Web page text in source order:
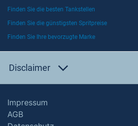
Finden Sie die besten Tankstellen
Finden Sie die günstigsten Spritpreise
Finden Sie Ihre bevorzugte Marke
Disclaimer
Impressum
AGB